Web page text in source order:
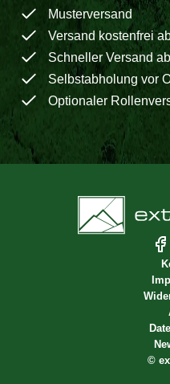
Musterversand
Versand kostenfrei
Schneller Versand
Selbstabholung vor
Optionaler
©